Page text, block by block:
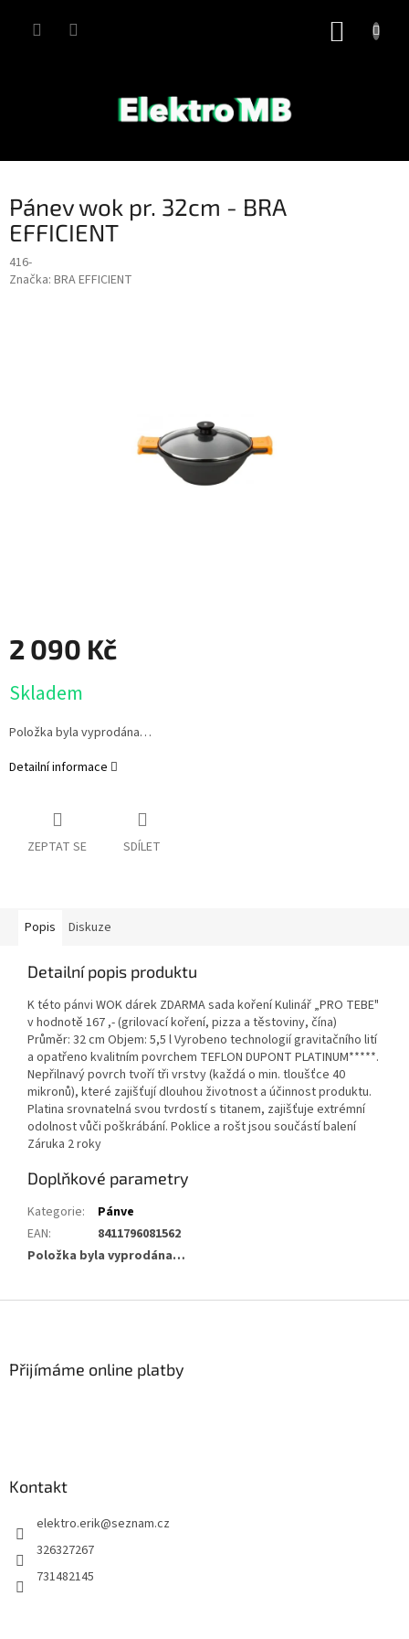
Pánev wok pr. 32cm - BRA
EFFICIENT
416-
Značka: BRA EFFICIENT
2 090 Kč
cena:
Skladem
Položka byla vyprodána…
Detailní informace
ZEPTAT SE SDÍLET
Popis Diskuze
Detailní popis produktu
K této pánvi WOK dárek ZDARMA sada koření Kulinář „PRO TEBE"
v hodnotě 167 ,- (grilovací koření, pizza a těstoviny, čína)
Průměr: 32 cm Objem: 5,5 l Vyrobeno technologií gravitačního lití
a opatřeno kvalitním povrchem TEFLON DUPONT PLATINUM*****.
Nepřilnavý povrch tvoří tři vrstvy (každá o min. tloušťce 40
mikronů), které zajišťují dlouhou životnost a účinnost produktu.
Platina srovnatelná svou tvrdostí s titanem, zajišťuje extrémní
odolnost vůči poškrábání. Poklice a rošt jsou součástí balení
Záruka 2 roky
Doplňkové parametry
Kategorie:
Pánve
EAN:
8411796081562
Položka byla vyprodána…
Přijímáme online platby
Kontakt
elektro.erik@seznam.cz
326327267
731482145